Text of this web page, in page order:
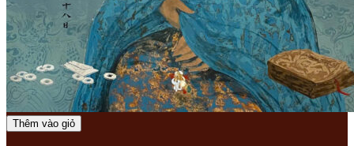
Thêm vào giỏ